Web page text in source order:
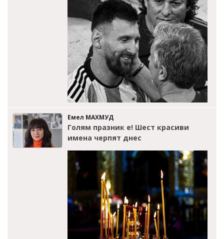
Емел МАХМУД
Голям празник е! Шест красиви
имена черпят днес